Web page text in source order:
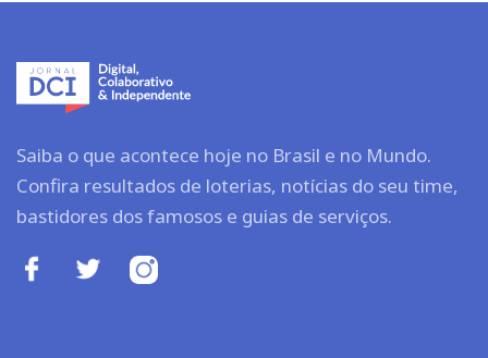
Saiba o que acontece hoje no Brasil e no Mundo.
Confira resultados de loterias, notícias do seu time,
bastidores dos famosos e guias de serviços.